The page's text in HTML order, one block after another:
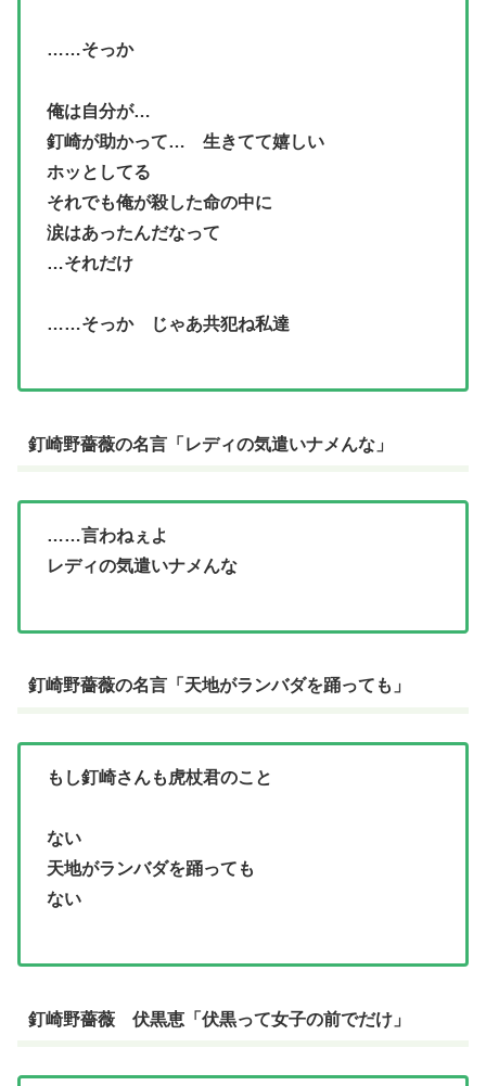
……そっか
俺は自分が…
釘崎が助かって… 生きてて嬉しい
ホッとしてる
それでも俺が殺した命の中に
涙はあったんだなって
…それだけ
……そっか じゃあ共犯ね私達
釘崎野薔薇の名言「レディの気遣いナメんな」
……言わねぇよ
レディの気遣いナメんな
釘崎野薔薇の名言「天地がランバダを踊っても」
もし釘崎さんも虎杖君のこと
ない
天地がランバダを踊っても
ない
釘崎野薔薇 伏黒恵「伏黒って女子の前でだけ」